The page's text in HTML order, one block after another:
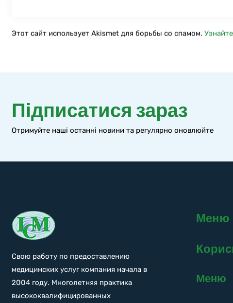
Этот сайт использует Akismet для борьбы со спамом.
Підписатися зараз
Отримуйте наші останні новини та регулярно оновлюйте
Свою работу по предоставлению
медицинских услуг компания начала в
2004 году. Многолетняя практика
высококвалифицированных
Меню
Меню